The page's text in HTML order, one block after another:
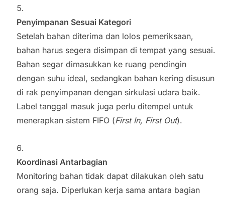
Penyimpanan Sesuai Kategori
Setelah bahan diterima dan lolos pemeriksaan,
bahan harus segera disimpan di tempat yang sesuai.
Bahan segar dimasukkan ke ruang pendingin
dengan suhu ideal, sedangkan bahan kering disusun
di rak penyimpanan dengan sirkulasi udara baik.
Label tanggal masuk juga perlu ditempel untuk
menerapkan sistem FIFO (First In, First Out).
Koordinasi Antarbagian
Monitoring bahan tidak dapat dilakukan oleh satu
orang saja. Diperlukan kerja sama antara bagian